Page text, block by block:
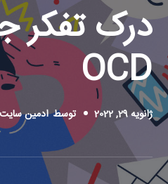
درک تفکر
OCD
ژانویه 29, 2022 توسطادمین سایت